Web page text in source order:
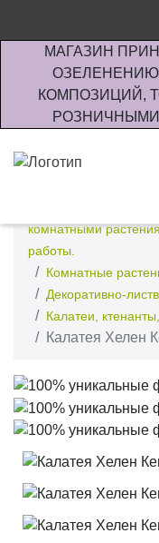
МАГАЗИН
ОЗЕЛЕНЕНИЮ
КОМПОЗИЦИЙ,
РОЗНИЧНЫМИ
комнатными
работы.
Комнатные
Декоративно-
Калатеи,
Калатея Хелен